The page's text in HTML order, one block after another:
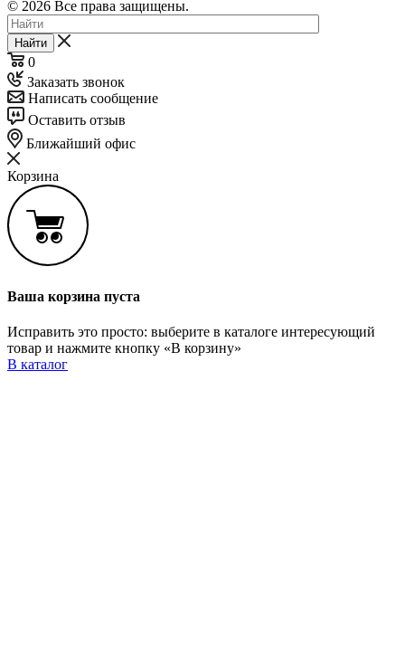
© 2026 Все права защищены.
Найти
0
Заказать звонок
Написать сообщение
Оставить отзыв
Ближайший офис
Корзина
Ваша корзина пуста
Исправить это просто: выберите в каталоге интересующий
товар и нажмите кнопку «В корзину»
В каталог